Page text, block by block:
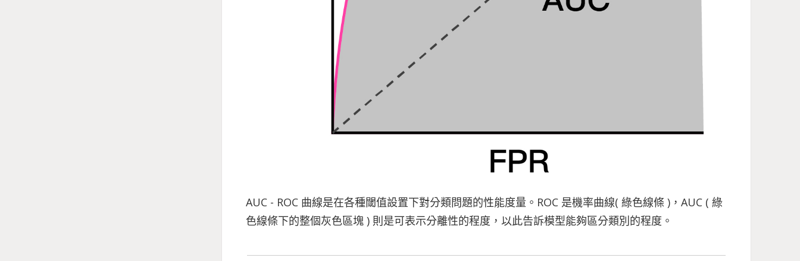
AUC - ROC 曲線是在各種閾值設置下對分類問題的性能度量。ROC 是機率曲線( 綠色線條 )，AUC ( 綠
色線條下的整個灰色區塊 ) 則是可表示分離性的程度，以此告訴模型能夠區分類別的程度。